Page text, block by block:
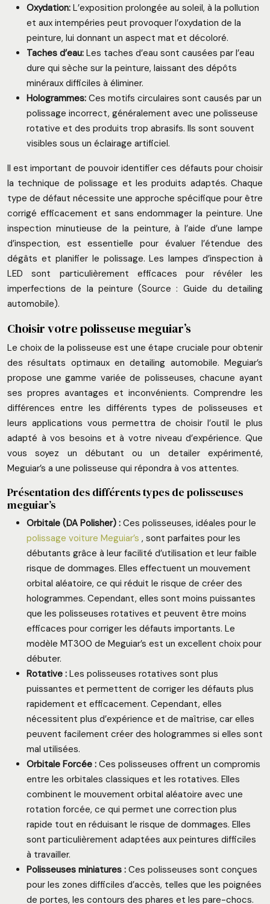
Oxydation: L’exposition prolongée au soleil, à la pollution
et aux intempéries peut provoquer l’oxydation de la
peinture, lui donnant un aspect mat et décoloré.
Taches d’eau: Les taches d’eau sont causées par l’eau
dure qui sèche sur la peinture, laissant des dépôts
minéraux difficiles à éliminer.
Hologrammes: Ces motifs circulaires sont causés par un
polissage incorrect, généralement avec une polisseuse
rotative et des produits trop abrasifs. Ils sont souvent
visibles sous un éclairage artificiel.
Il est important de pouvoir identifier ces défauts pour choisir
la technique de polissage et les produits adaptés. Chaque
type de défaut nécessite une approche spécifique pour être
corrigé efficacement et sans endommager la peinture. Une
inspection minutieuse de la peinture, à l’aide d’une lampe
d’inspection, est essentielle pour évaluer l’étendue des
dégâts et planifier le polissage. Les lampes d’inspection à
LED sont particulièrement efficaces pour révéler les
imperfections de la peinture (Source : Guide du detailing
automobile).
Choisir votre polisseuse meguiar’s
Le choix de la polisseuse est une étape cruciale pour obtenir
des résultats optimaux en detailing automobile. Meguiar’s
propose une gamme variée de polisseuses, chacune ayant
ses propres avantages et inconvénients. Comprendre les
différences entre les différents types de polisseuses et
leurs applications vous permettra de choisir l’outil le plus
adapté à vos besoins et à votre niveau d’expérience. Que
vous soyez un débutant ou un detailer expérimenté,
Meguiar’s a une polisseuse qui répondra à vos attentes.
Présentation des différents types de polisseuses
meguiar’s
Orbitale (DA Polisher) : Ces polisseuses, idéales pour le
polissage voiture Meguiar’s , sont parfaites pour les
débutants grâce à leur facilité d’utilisation et leur faible
risque de dommages. Elles effectuent un mouvement
orbital aléatoire, ce qui réduit le risque de créer des
hologrammes. Cependant, elles sont moins puissantes
que les polisseuses rotatives et peuvent être moins
efficaces pour corriger les défauts importants. Le
modèle MT300 de Meguiar’s est un excellent choix pour
débuter.
Rotative : Les polisseuses rotatives sont plus
puissantes et permettent de corriger les défauts plus
rapidement et efficacement. Cependant, elles
nécessitent plus d’expérience et de maîtrise, car elles
peuvent facilement créer des hologrammes si elles sont
mal utilisées.
Orbitale Forcée : Ces polisseuses offrent un compromis
entre les orbitales classiques et les rotatives. Elles
combinent le mouvement orbital aléatoire avec une
rotation forcée, ce qui permet une correction plus
rapide tout en réduisant le risque de dommages. Elles
sont particulièrement adaptées aux peintures difficiles
à travailler.
Polisseuses miniatures : Ces polisseuses sont conçues
pour les zones difficiles d’accès, telles que les poignées
de portes, les contours des phares et les pare-chocs.